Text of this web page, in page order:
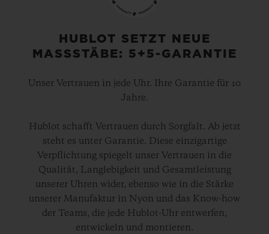
HUBLOT SETZT NEUE
MASSSTÄBE: 5+5-GARANTIE
Unser Vertrauen in jede Uhr. Ihre Garantie für 10
Jahre.
Hublot schafft Vertrauen durch Sorgfalt. Ab jetzt
steht es unter Garantie. Diese einzigartige
Verpflichtung spiegelt unser Vertrauen in die
Qualität, Langlebigkeit und Gesamtleistung
unserer Uhren wider, ebenso wie in die Stärke
unserer Manufaktur in Nyon und das Know-how
der Teams, die jede Hublot-Uhr entwerfen,
entwickeln und montieren.